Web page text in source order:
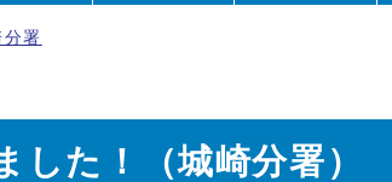
署
した！（城崎分署）